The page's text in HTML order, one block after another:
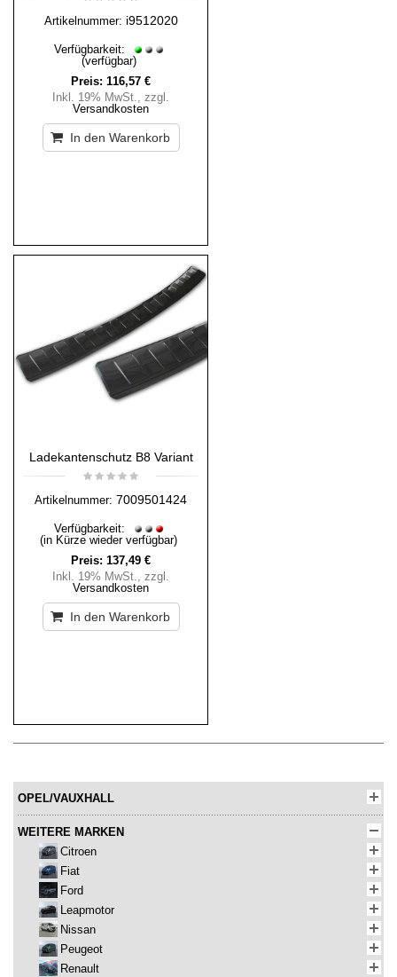
Artikelnummer: i9512020
Verfügbarkeit:
(verfügbar)
Preis: 116,57 €
Inkl. 19% MwSt., zzgl.
Versandkosten
In den Warenkorb
Ladekantenschutz B8 Variant
Artikelnummer: 7009501424
Verfügbarkeit:
(in Kürze wieder verfügbar)
Preis: 137,49 €
Inkl. 19% MwSt., zzgl.
Versandkosten
In den Warenkorb
OPEL/VAUXHALL
WEITERE MARKEN
Citroen
Fiat
Ford
Leapmotor
Nissan
Peugeot
Renault